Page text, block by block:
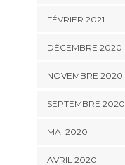
FÉVRIER 2021
DÉCEMBRE 2020
NOVEMBRE 2020
SEPTEMBRE 2020
MAI 2020
AVRIL 2020